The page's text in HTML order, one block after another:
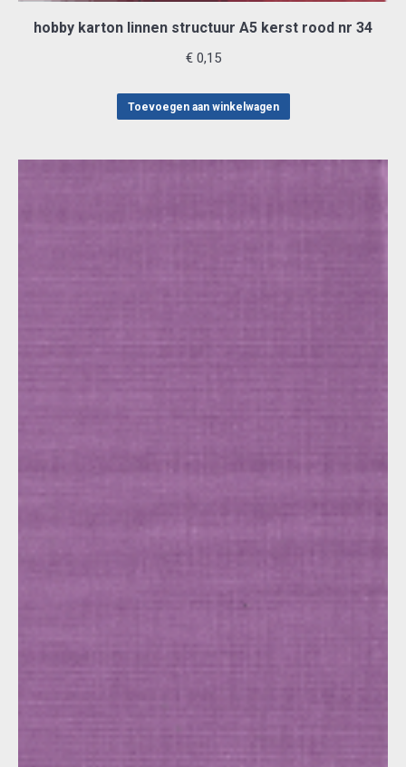
hobby karton linnen structuur A5 kerst rood nr 34
€0,15
Toevoegen aan winkelwagen